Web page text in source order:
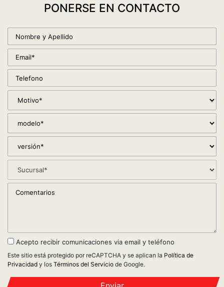
PONERSE EN CONTACTO
Acepto recibir comunicaciones via email y teléfono
Este sitio está protegido por reCAPTCHA y se aplican la Política de
Privacidad y los Términos del Servicio de Google.